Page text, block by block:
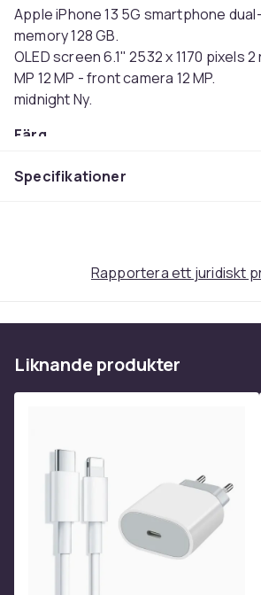
Apple iPhone 13 5G smartphone
memory 128 GB.
OLED screen 6.1" 2532 x 1170 pixels
MP 12 MP - front camera 12 MP.
midnight Ny.
Färg
Operativsystem
Mobil nätverksgeneration
NPU (AI-ready)
Uppspelningstid
Skärmstorlek
Artikel.nr.
Specifikationer
Rapportera ett juridiskt
Liknande produkter